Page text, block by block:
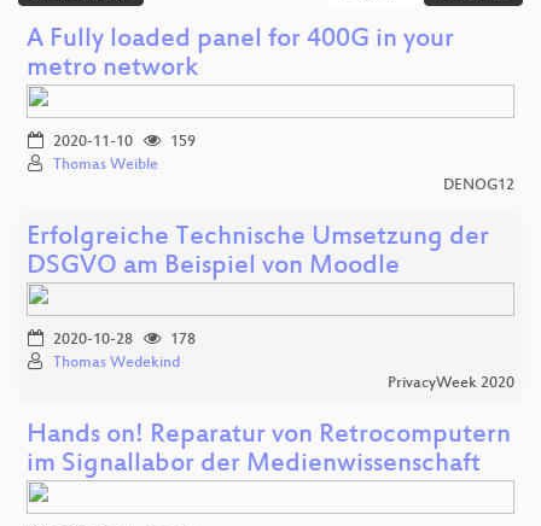
A Fully loaded panel for 400G in your
metro network
2020-11-10
159
Thomas Weible
DENOG12
Erfolgreiche Technische Umsetzung der
DSGVO am Beispiel von Moodle
2020-10-28
178
Thomas Wedekind
PrivacyWeek 2020
Hands on! Reparatur von Retrocomputern
im Signallabor der Medienwissenschaft